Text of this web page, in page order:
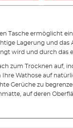
Tasche ermöglicht
Lagerung und
wird und durch das
zum Trocknen auf,
Wathose auf
Gerüche zu
auf deren